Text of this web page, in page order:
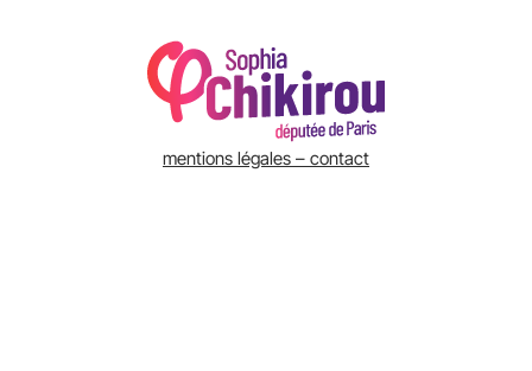
mentions légales – contact